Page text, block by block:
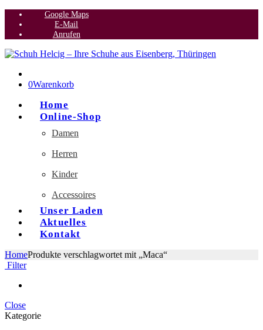
Google Maps
E-Mail
Anrufen
0Warenkorb
Home
Online-Shop
Damen
Herren
Kinder
Accessoires
Unser Laden
Aktuelles
Kontakt
HomeProdukte verschlagwortet mit „Maca“
Filter
Close
Kategorie